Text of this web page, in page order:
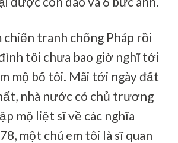
chiến tranh chống Pháp rồi
tôi chưa bao giờ nghĩ tới
mộ bố tôi. Mãi tới ngày đất
nhà nước có chủ trương
mộ liệt sĩ về các nghĩa
một chú em tôi là sĩ quan